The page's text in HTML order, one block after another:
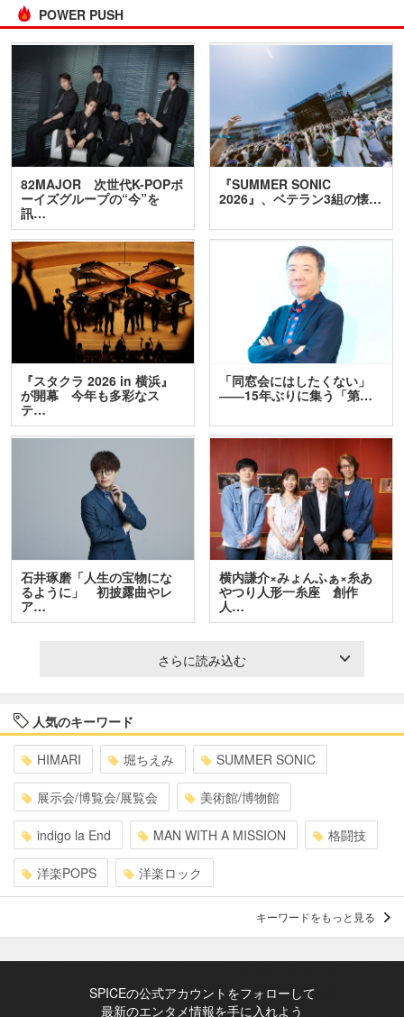
POWER PUSH
82MAJOR 次世代K-POPボ
ーイズグループの“今”を
訊…
『SUMMER SONIC
2026』、ベテラン3組の懐…
『スタクラ 2026 in 横浜』
が開幕 今年も多彩なス
テ…
「同窓会にはしたくない」
――15年ぶりに集う「第…
石井琢磨「人生の宝物にな
るように」 初披露曲やレ
ア…
横内謙介×みょんふぁ×糸あ
やつり人形一糸座 創作
人…
さらに読み込む
人気のキーワード
HIMARI 堀ちえみ SUMMER SONIC
展示会/博覧会/展覧会 美術館/博物館
indigo la End MAN WITH A MISSION 格闘技
洋楽POPS 洋楽ロック
キーワードをもっと見る
SPICEの公式アカウントをフォローして
最新のエンタメ情報を手に入れよう